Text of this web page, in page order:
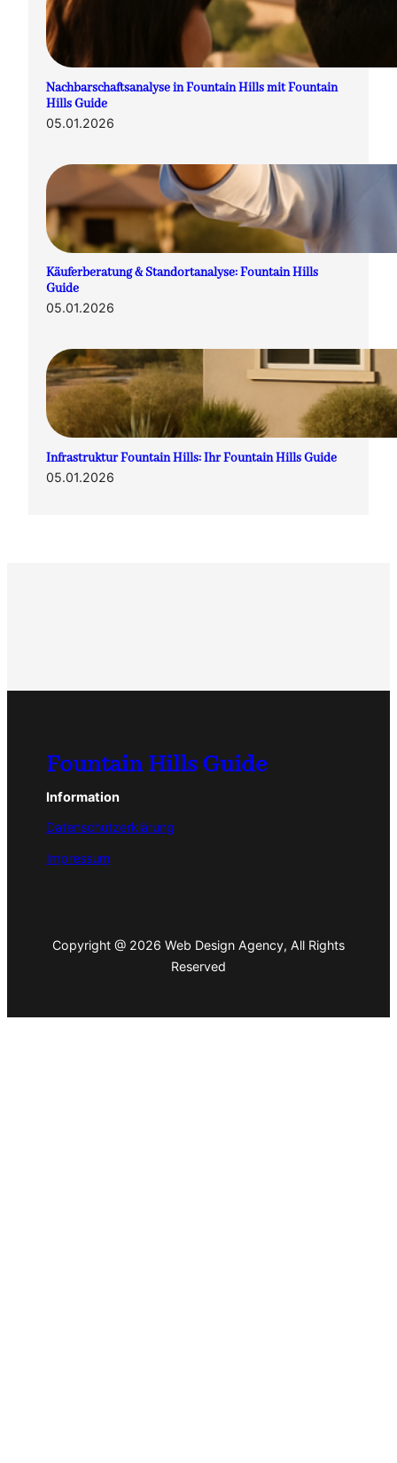
Nachbarschaftsanalyse in Fountain Hills mit Fountain
Hills Guide
05.01.2026
Käuferberatung & Standortanalyse: Fountain Hills
Guide
05.01.2026
Infrastruktur Fountain Hills: Ihr Fountain Hills Guide
05.01.2026
Fountain Hills Guide
Information
Datenschutzerklärung
Impressum
Copyright @ 2026 Web Design Agency, All Rights
Reserved